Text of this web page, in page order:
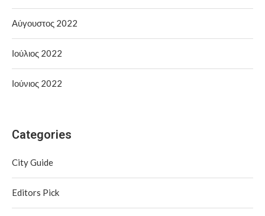
Αύγουστος 2022
Ιούλιος 2022
Ιούνιος 2022
Categories
City Guide
Editors Pick